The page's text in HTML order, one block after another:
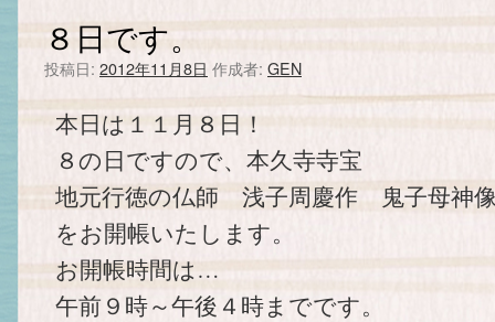
８日です。
投稿日: 2012年11月8日 作成者: GEN
本日は１１月８日！
８の日ですので、本久寺寺宝
地元行徳の仏師 浅子周慶作 鬼子母神
をお開帳いたします。
お開帳時間は…
午前９時～午後４時までです。